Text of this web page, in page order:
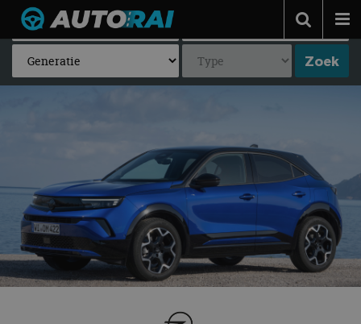
Autonieuws
Podcast
Adverteren
Contact
MotorRAI.nl